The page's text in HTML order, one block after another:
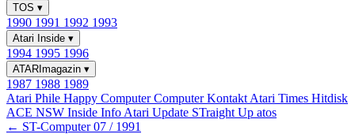
TOS ▾
1990 1991 1992 1993
Atari Inside ▾
1994 1995 1996
ATARImagazin ▾
1987 1988 1989
Atari Phile Happy ComputerComputer Kontakt Atari Times Hitdisk
ACE NSW Inside Info Atari Update STraight Up atos
← ST-Computer 07 / 1991